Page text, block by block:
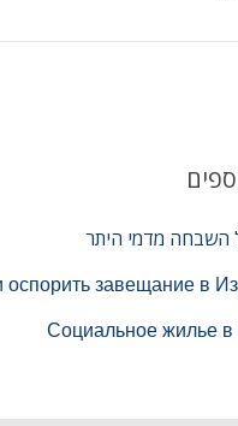
השבחה מדמי היתר
Социальное жилье